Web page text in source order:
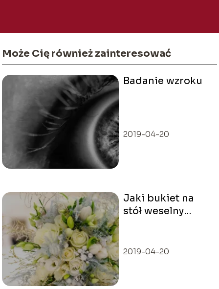
Może Cię również zainteresować
Badanie wzroku
2019-04-20
Jaki bukiet na
stół weselny
2019-04-20